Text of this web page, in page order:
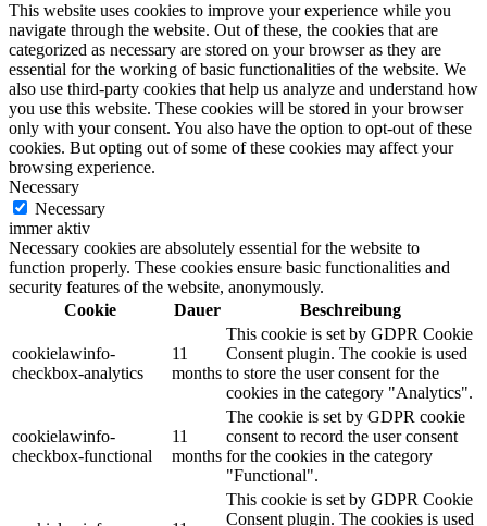
This website uses cookies to improve your experience while you
navigate through the website. Out of these, the cookies that are
categorized as necessary are stored on your browser as they are
essential for the working of basic functionalities of the website. We
also use third-party cookies that help us analyze and understand how
you use this website. These cookies will be stored in your browser
only with your consent. You also have the option to opt-out of these
cookies. But opting out of some of these cookies may affect your
browsing experience.
Necessary
Necessary
immer aktiv
Necessary cookies are absolutely essential for the website to
function properly. These cookies ensure basic functionalities and
security features of the website, anonymously.
Cookie
Dauer Beschreibung
cookielawinfo-
checkbox-analytics
11
months
This cookie is set by GDPR Cookie
Consent plugin. The cookie is used
to store the user consent for the
cookies in the category "Analytics".
cookielawinfo-
checkbox-functional
11
months
The cookie is set by GDPR cookie
consent to record the user consent
for the cookies in the category
"Functional".
This cookie is set by GDPR Cookie
Consent plugin. The cookies is used